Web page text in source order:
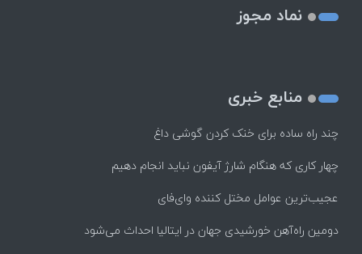
نماد مجوز
منابع خبری
چند راه‌ ساده برای خنک کردن گوشی داغ
چهار کاری که هنگام شارژ آیفون نباید انجام دهیم
عجیب‌ترین عوامل مختل کننده وای‌فای
دومین راه‌آهن خورشیدی جهان در ایتالیا احداث می‌شود